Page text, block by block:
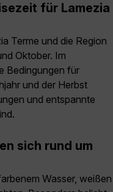
für Lamezia
Terme und die Region
Oktober. Im
Bedingungen für
und der Herbst
und entspannte
sich rund um
Wasser, weißen